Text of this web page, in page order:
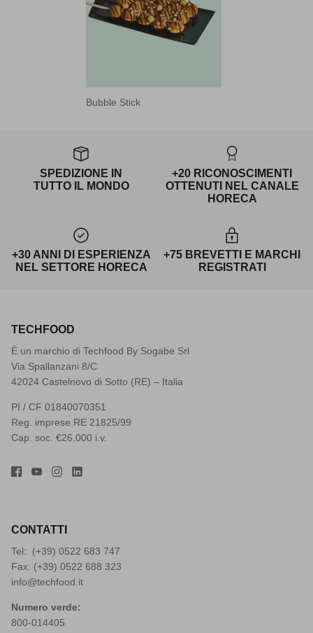
Bubble Stick
SPEDIZIONE IN
TUTTO IL MONDO
+20 RICONOSCIMENTI
OTTENUTI NEL CANALE
HORECA
+30 ANNI DI ESPERIENZA
NEL SETTORE HORECA
+75 BREVETTI E MARCHI
REGISTRATI
TECHFOOD
È un marchio di Techfood By Sogabe Srl
Via Spallanzani 8/C
42024 Castelnovo di Sotto (RE) – Italia
PI / CF 01840070351
Reg. imprese RE 21825/99
Cap. soc. €26.000 i.v.
CONTATTI
Tel: (+39) 0522 683 747
Fax: (+39) 0522 688 323
info@techfood.it
Numero verde:
800-014405